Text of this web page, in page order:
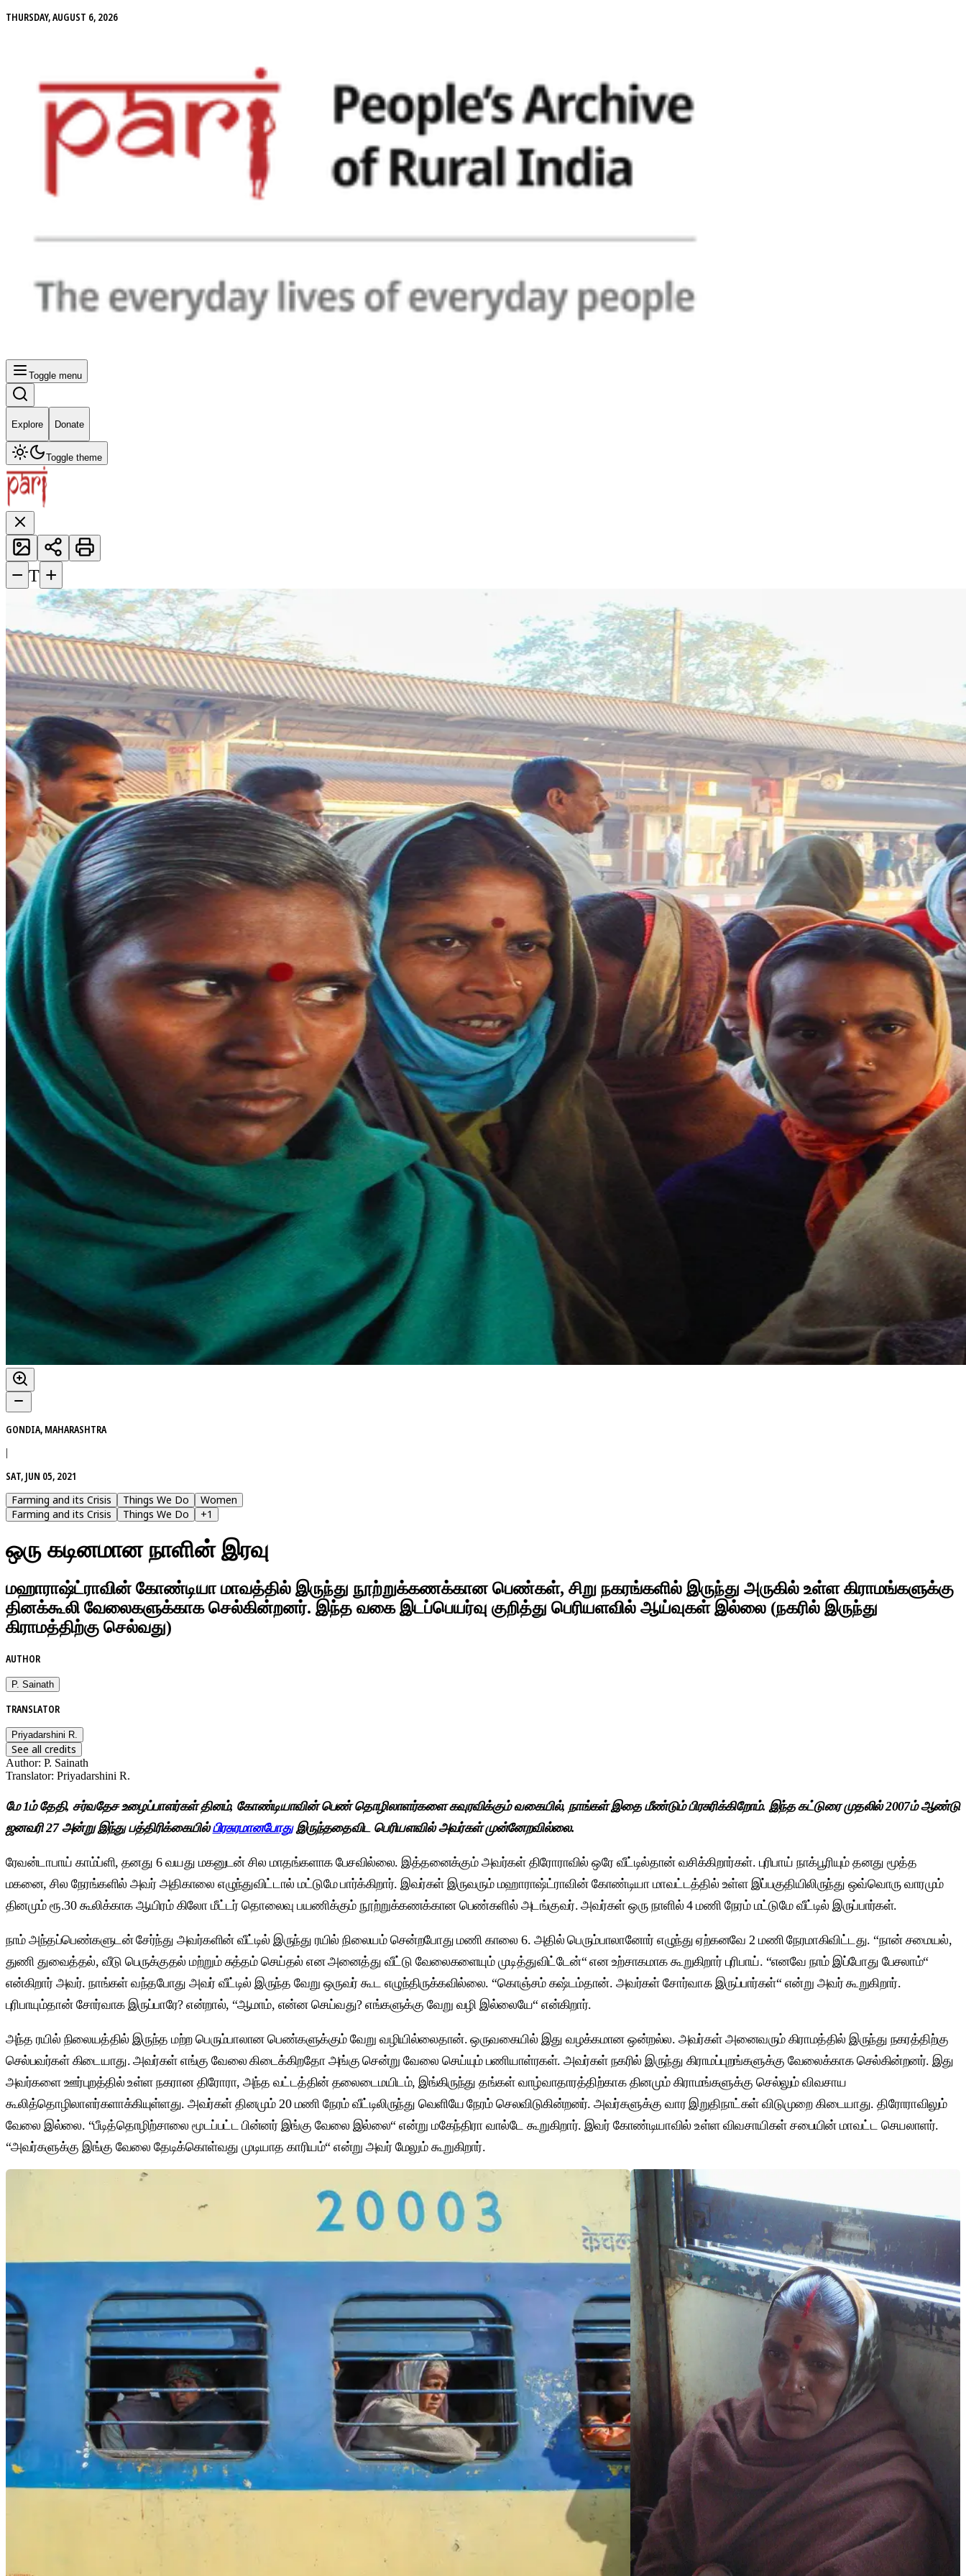
THURSDAY, AUGUST 6, 2026
Toggle menu
Explore Donate
Toggle theme
− T +
GONDIA, MAHARASHTRA
|
SAT, JUN 05, 2021
Farming and its Crisis
Things We Do
Women
Farming and its Crisis
Things We Do +1
ஒரு கடினமான நாளின் இரவு
மஹாராஷ்ட்ராவின் கோண்டியா மாவத்தில் இருந்து நூற்றுக்கணக்கான பெண்கள், சிறு நகரங்களில் இருந்து அருகில் உள்ள கிராமங்களுக்கு
தினக்கூலி வேலைகளுக்காக செல்கின்றனர். இந்த வகை இடப்பெயர்வு குறித்து பெரியளவில் ஆய்வுகள் இல்லை (நகரில் இருந்து
கிராமத்திற்கு செல்வது)
AUTHOR
P. Sainath
TRANSLATOR
Priyadarshini R.
See all credits
Author: P. Sainath
Translator: Priyadarshini R.
மே 1ம் தேதி, சர்வதேச உழைப்பாளர்கள் தினம், கோண்டியாவின் பெண் தொழிலாளர்களை கவுரவிக்கும் வகையில், நாங்கள் இதை மீண்டும் பிரசுரிக்கிறோம். இந்த கட்டுரை முதலில் 2007ம் ஆண்டு
ஜனவரி 27 அன்று இந்து பத்திரிக்கையில்பிரசுரமானபோதுஇருந்ததைவிட பெரியளவில் அவர்கள் முன்னேறவில்லை.
ரேவன்டாபாய் காம்ப்ளி, தனது 6 வயது மகனுடன் சில மாதங்களாக பேசவில்லை. இத்தனைக்கும் அவர்கள் திரோராவில் ஒரே வீட்டில்தான் வசிக்கிறார்கள். புரிபாய் நாக்பூரியும் தனது மூத்த
மகனை, சில நேரங்களில் அவர் அதிகாலை எழுந்துவிட்டால் மட்டுமே பார்க்கிறார். இவர்கள் இருவரும் மஹாராஷ்ட்ராவின் கோண்டியா மாவட்டத்தில் உள்ள இப்பகுதியிலிருந்து ஒவ்வொரு வாரமும்
தினமும் ரூ.30 கூலிக்காக ஆயிரம் கிலோ மீட்டர் தொலைவு பயணிக்கும் நூற்றுக்கணக்கான பெண்களில் அடங்குவர். அவர்கள் ஒரு நாளில் 4 மணி நேரம் மட்டுமே வீட்டில் இருப்பார்கள்.
நாம் அந்தப்பெண்களுடன் சேர்ந்து அவர்களின் வீட்டில் இருந்து ரயில் நிலையம் சென்றபோது மணி காலை 6. அதில் பெரும்பாலானோர் எழுந்து ஏற்கனவே 2 மணி நேரமாகிவிட்டது. “நான் சமையல்,
துணி துவைத்தல், வீடு பெருக்குதல் மற்றும் சுத்தம் செய்தல் என அனைத்து வீட்டு வேலைகளையும் முடித்துவிட்டேன்“ என உற்சாகமாக கூறுகிறார் புரிபாய். “எனவே நாம் இப்போது பேசலாம்“
என்கிறார் அவர். நாங்கள் வந்தபோது அவர் வீட்டில் இருந்த வேறு ஒருவர் கூட எழுந்திருக்கவில்லை. “கொஞ்சம் கஷ்டம்தான். அவர்கள் சோர்வாக இருப்பார்கள்“ என்று அவர் கூறுகிறார்.
புரிபாயும்தான் சோர்வாக இருப்பாரே? என்றால், “ஆமாம், என்ன செய்வது? எங்களுக்கு வேறு வழி இல்லையே“ என்கிறார்.
அந்த ரயில் நிலையத்தில் இருந்த மற்ற பெரும்பாலான பெண்களுக்கும் வேறு வழியில்லைதான். ஒருவகையில் இது வழக்கமான ஒன்றல்ல. அவர்கள் அனைவரும் கிராமத்தில் இருந்து நகரத்திற்கு
செல்பவர்கள் கிடையாது. அவர்கள் எங்கு வேலை கிடைக்கிறதோ அங்கு சென்று வேலை செய்யும் பணியாள்ரகள். அவர்கள் நகரில் இருந்து கிராமப்புறங்களுக்கு வேலைக்காக செல்கின்றனர். இது
அவர்களை ஊர்புறத்தில் உள்ள நகரான திரோரா, அந்த வட்டத்தின் தலைடைமயிடம், இங்கிருந்து தங்கள் வாழ்வாதாரத்திற்காக தினமும் கிராமங்களுக்கு செல்லும் விவசாய
கூலித்தொழிலாளர்களாக்கியுள்ளது. அவர்கள் தினமும் 20 மணி நேரம் வீட்டிலிருந்து வெளியே நேரம் செலவிடுகின்றனர். அவர்களுக்கு வார இறுதிநாட்கள் விடுமுறை கிடையாது. திரோராவிலும்
வேலை இல்லை. “பீடித்தொழிற்சாலை மூடப்பட்ட பின்னர் இங்கு வேலை இல்லை“ என்று மகேந்திரா வால்டே கூறுகிறார். இவர் கோண்டியாவில் உள்ள விவசாயிகள் சபையின் மாவட்ட செயலாளர்.
“அவர்களுக்கு இங்கு வேலை தேடிக்கொள்வது முடியாத காரியம்“ என்று அவர் மேலும் கூறுகிறார்.